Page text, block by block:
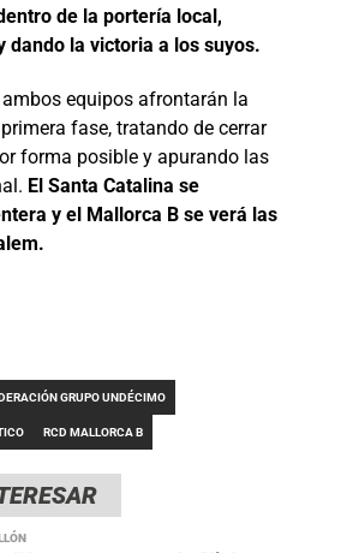
de la portería local,
dando la victoria a los suyos.
equipos afrontarán la
fase, tratando de cerrar
forma posible y apurando las
El Santa Catalina se
y el Mallorca B se verá las
GRUPO UNDÉCIMO
RCD MALLORCA B